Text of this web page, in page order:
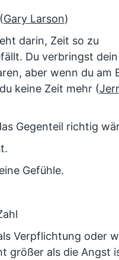
Gary Larson)
darin, Zeit so zu
Du verbringst dein
aber wenn du am
keine Zeit mehr (
Gegenteil richtig
Gefühle.
Verpflichtung oder
größer als die Angst